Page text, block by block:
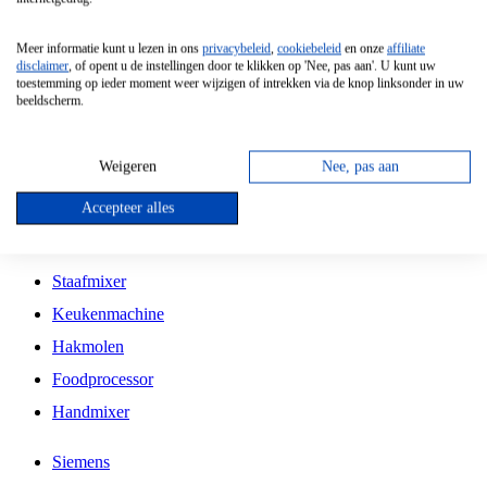
Vrijstaande Magnetron
Vrijstaande Kookplaat
Inbouw Gaskookplaat
Inbouw Keramische Kookplaat
Kookplaat Accessoires
Staafmixer
Keukenmachine
Hakmolen
Foodprocessor
Handmixer
Siemens
Meer informatie kunt u lezen in ons privacybeleid, cookiebeleid en onze affiliate
disclaimer, of opent u de instellingen door te klikken op 'Nee, pas aan'. U kunt uw
toestemming op ieder moment weer wijzigen of intrekken via de knop linksonder in uw
beeldscherm.
Weigeren Nee, pas aan
Accepteer alles